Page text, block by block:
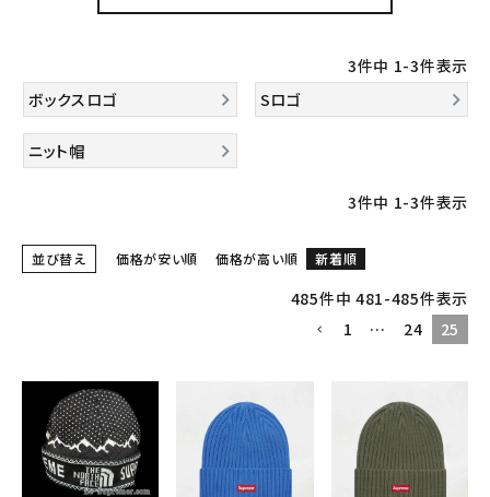
ジャケット・アウター
ニット帽・ビーニー
バックパック・リュック
パンツ・ショーツ
SEASON
CONTENTS
3件中 1-3件表示
ボックスロゴ
Sロゴ
ニット帽
3件中 1-3件表示
並び替え 価格が安い順 価格が高い順 新着順
485件中 481-485件表示
1
… 24 25